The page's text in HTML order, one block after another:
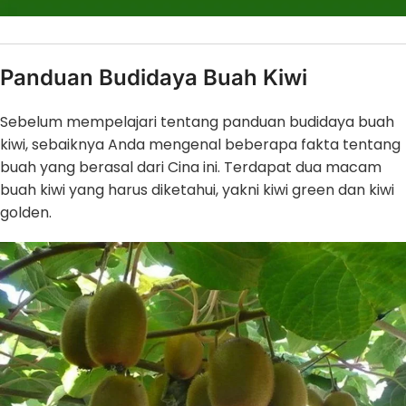
Panduan Budidaya Buah Kiwi
Sebelum mempelajari tentang panduan budidaya buah
kiwi, sebaiknya Anda mengenal beberapa fakta tentang
buah yang berasal dari Cina ini. Terdapat dua macam
buah kiwi yang harus diketahui, yakni kiwi green dan kiwi
golden.